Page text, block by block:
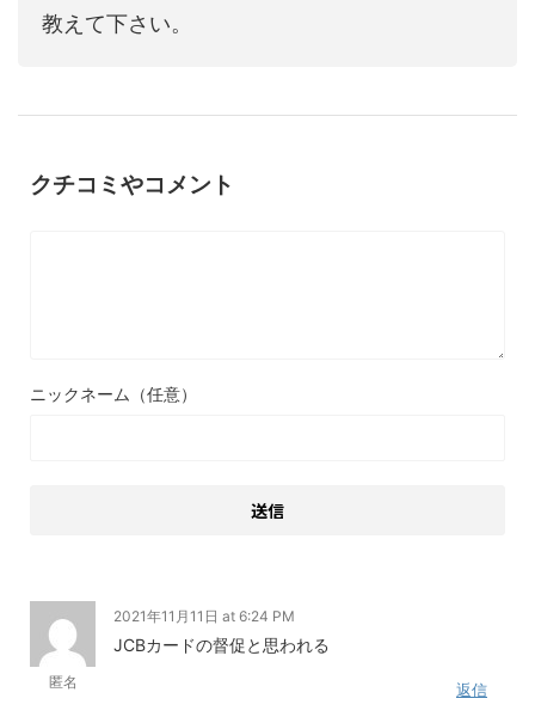
教えて下さい。
クチコミやコメント
ニックネーム（任意）
匿名
2021年11月11日 at 6:24 PM
JCBカードの督促と思われる
返信